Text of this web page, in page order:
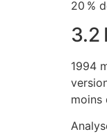
20 %
3.2
1994
moins